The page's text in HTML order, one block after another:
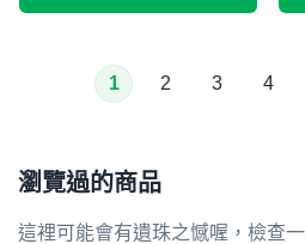
1 2 3 4
瀏覽過的商品
這裡可能會有遺珠之憾喔，檢查